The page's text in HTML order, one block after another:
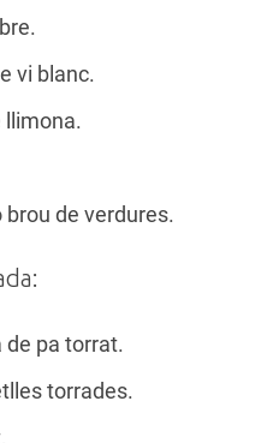
vi blanc.
llimona.
brou de verdures.
de pa torrat.
torrades.